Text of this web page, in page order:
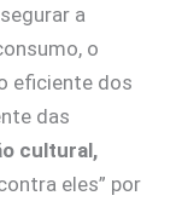
a
o
eficiente dos
das
cultural,
eles” por